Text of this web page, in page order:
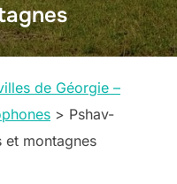
de Géorgie –
> Pshav-
et montagnes